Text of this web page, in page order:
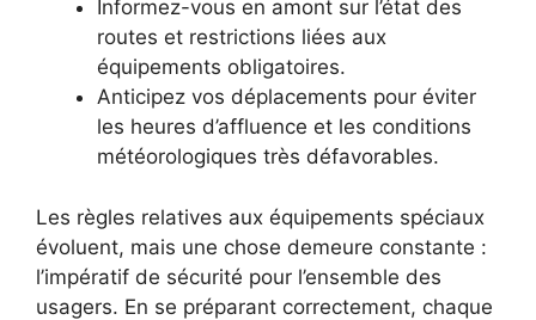
Informez-vous en amont sur l’état des
routes et restrictions liées aux
équipements obligatoires.
Anticipez vos déplacements pour éviter
les heures d’affluence et les conditions
météorologiques très défavorables.
Les règles relatives aux équipements spéciaux
évoluent, mais une chose demeure constante :
l’impératif de sécurité pour l’ensemble des
usagers. En se préparant correctement, chaque